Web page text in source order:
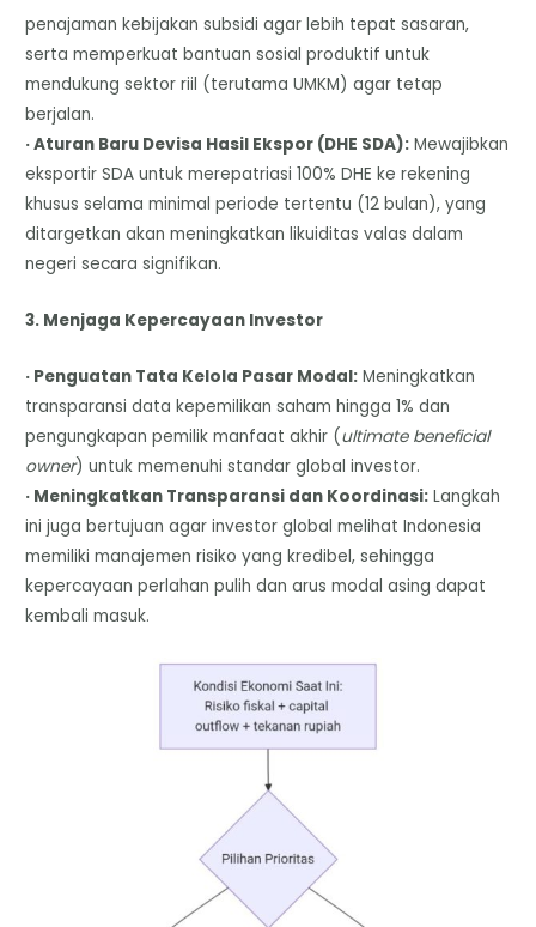
penajaman kebijakan subsidi agar lebih tepat sasaran,
serta memperkuat bantuan sosial produktif untuk
mendukung sektor riil (terutama UMKM) agar tetap
berjalan.
· Aturan Baru Devisa Hasil Ekspor (DHE SDA): Mewajibkan
eksportir SDA untuk merepatriasi 100% DHE ke rekening
khusus selama minimal periode tertentu (12 bulan), yang
ditargetkan akan meningkatkan likuiditas valas dalam
negeri secara signifikan.
3. Menjaga Kepercayaan Investor
· Penguatan Tata Kelola Pasar Modal: Meningkatkan
transparansi data kepemilikan saham hingga 1% dan
pengungkapan pemilik manfaat akhir (ultimate beneficial
owner) untuk memenuhi standar global investor.
· Meningkatkan Transparansi dan Koordinasi: Langkah
ini juga bertujuan agar investor global melihat Indonesia
memiliki manajemen risiko yang kredibel, sehingga
kepercayaan perlahan pulih dan arus modal asing dapat
kembali masuk.